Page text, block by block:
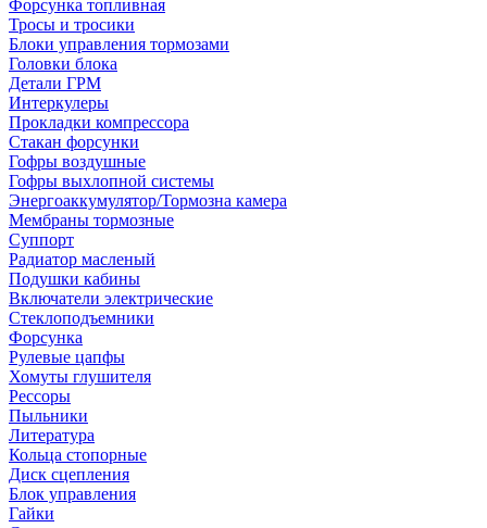
Форсунка топливная
Тросы и тросики
Блоки управления тормозами
Головки блока
Детали ГРМ
Интеркулеры
Прокладки компрессора
Стакан форсунки
Гофры воздушные
Гофры выхлопной системы
Энергоаккумулятор/Тормозна камера
Мембраны тормозные
Суппорт
Радиатор масленый
Подушки кабины
Включатели электрические
Стеклоподъемники
Форсунка
Рулевые цапфы
Хомуты глушителя
Рессоры
Пыльники
Литература
Кольца стопорные
Диск сцепления
Блок управления
Гайки